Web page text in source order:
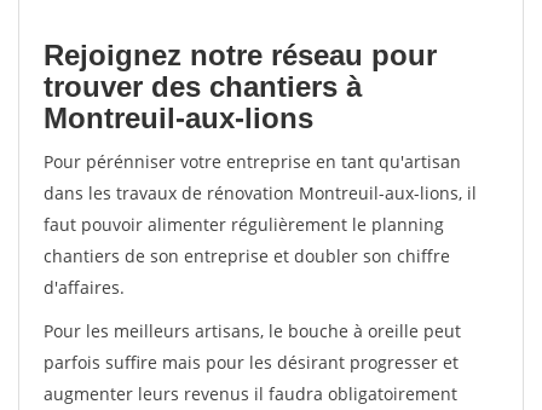
Rejoignez notre réseau pour
trouver des chantiers à
Montreuil-aux-lions
Pour pérénniser votre entreprise en tant qu'artisan
dans les travaux de rénovation Montreuil-aux-lions, il
faut pouvoir alimenter régulièrement le planning
chantiers de son entreprise et doubler son chiffre
d'affaires.
Pour les meilleurs artisans, le bouche à oreille peut
parfois suffire mais pour les désirant progresser et
augmenter leurs revenus il faudra obligatoirement